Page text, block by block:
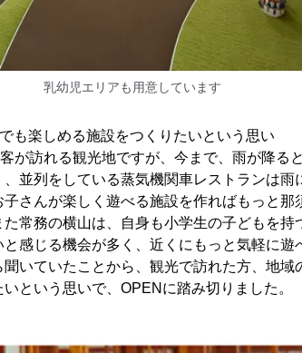
乳幼児エリアも用意しています
も楽しめる施設をつくりたいという思い
が訪れる観光地ですが、今まで、雨が降る
並列をしている蒸気機関車レストランは雨
さんが楽しく遊べる施設を作ればもっと那
常務の横山は、自身も小学生の子どもを持
感じる機会が多く、近くにもっと気軽に遊
いていたことから、観光で訪れた方、地域
という思いで、OPENに踏み切りました。